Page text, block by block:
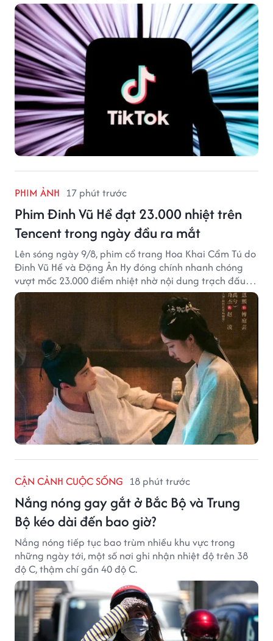
PHIM ẢNH 17 phút trước
Phim Đinh Vũ Hề đạt 23.000 nhiệt trên
Tencent trong ngày đầu ra mắt
Lên sóng ngày 9/8, phim cổ trang Hoa Khai Cẩm Tú do
Đinh Vũ Hề và Đặng Ân Hy đóng chính nhanh chóng
vượt mốc 23.000 điểm nhiệt nhờ nội dung trạch đấu
cuốn hút.
CẬN CẢNH CUỘC SỐNG 18 phút trước
Nắng nóng gay gắt ở Bắc Bộ và Trung
Bộ kéo dài đến bao giờ?
Nắng nóng tiếp tục bao trùm nhiều khu vực trong
những ngày tới, một số nơi ghi nhận nhiệt độ trên 38
độ C, thậm chí gần 40 độ C.